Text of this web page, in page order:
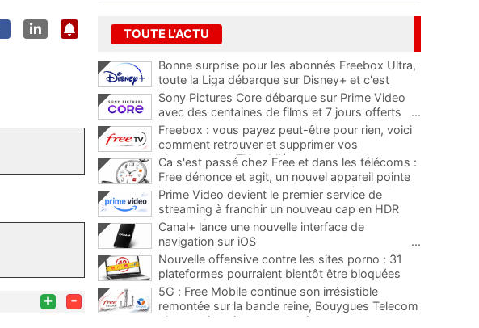
+ -
TOUTE L'ACTU
Bonne surprise pour les abonnés Freebox Ultra,
toute la Liga débarque sur Disney+ et c'est
inclus
Sony Pictures Core débarque sur Prime Video
avec des centaines de films et 7 jours offerts
...
Freebox : vous payez peut-être pour rien, voici
comment retrouver et supprimer vos
abonnements TV oubliés
...
Ca s'est passé chez Free et dans les télécoms :
Free dénonce et agit, un nouvel appareil pointe
le bout de son nez chez des abonnés Freebox...
Prime Video devient le premier service de
streaming à franchir un nouveau cap en HDR
avec ce lancement
Canal+ lance une nouvelle interface de
navigation sur iOS
...
Nouvelle offensive contre les sites porno : 31
plateformes pourraient bientôt être bloquées
par Orange, Free, SFR et Bouygues
5G : Free Mobile continue son irrésistible
remontée sur la bande reine, Bouygues Telecom
plus que jamais sous pression